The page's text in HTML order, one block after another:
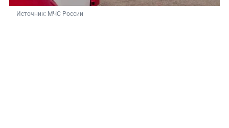
Источник: МЧС России